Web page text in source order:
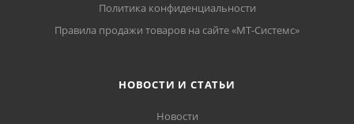
Политика конфиденциальности
Правила продажи товаров на сайте «МТ-Системс»
НОВОСТИ И СТАТЬИ
Новости